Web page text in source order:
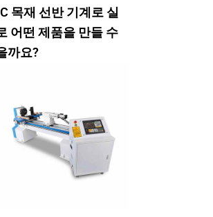
목재 선반 기계로 실
어떤 제품을 만들 수
까요?